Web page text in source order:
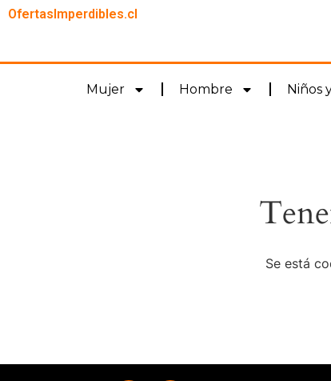
OfertasImperdibles.cl
Mujer Hombre Niños
Se está